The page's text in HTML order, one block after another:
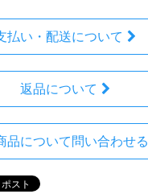
払い・配送について
返品について
品について問い合わせる